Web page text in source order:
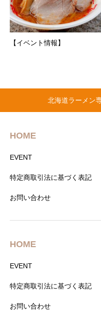
【イベント情報】
北海道ラーメン
HOME
EVENT
特定商取引法に基づく表記
お問い合わせ
HOME
EVENT
特定商取引法に基づく表記
お問い合わせ